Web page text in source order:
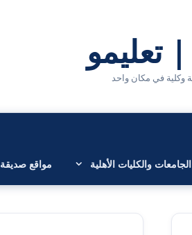
الجامعات والكليات الأهلية مواقع صديقة